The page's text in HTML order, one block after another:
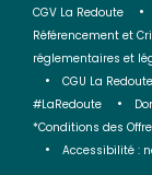
CGV La Redoute
Référencement et
réglementaires et
CGU La Redoute
#LaRedoute
*Conditions des
Accessibilité :